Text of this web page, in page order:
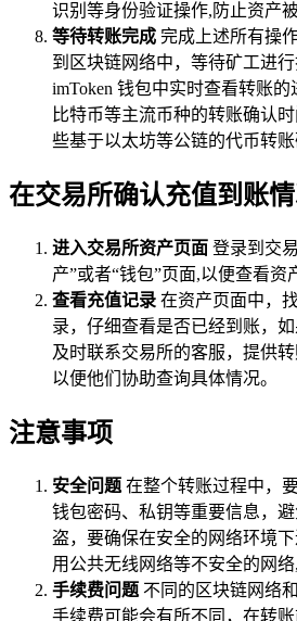
识别等身份验证操作,防止资产被
等待转账完成 完成上述所有操
到区块链网络中，等待矿工进
imToken 钱包中实时查看转账的
比特币等主流币种的转账确认
些基于以太坊等公链的代币转账
在交易所确认充值到账
进入交易所资产页面 登录到交
产”或者“钱包”页面,以便查看资
查看充值记录 在资产页面中，
录，仔细查看是否已经到账，
及时联系交易所的客服，提供
以便他们协助查询具体情况。
注意事项
安全问题 在整个转账过程中，
钱包密码、私钥等重要信息，
盗，要确保在安全的网络环境
用公共无线网络等不安全的网络
手续费问题 不同的区块链网络
手续费可能会有所不同，在转